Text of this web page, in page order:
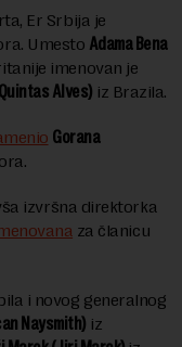
Er Srbija je
Umesto Adama Bena
imenovan je
Alves) iz Brazila.
Gorana
izvršna direktorka
za članicu
i novog generalnog
Naysmith) iz